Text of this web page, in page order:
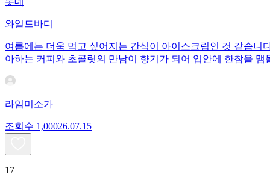
와일드바디
여름에는 더욱 먹고 싶어지는 간식이 아이스크림인 것 같습
아하는 커피와 초콜릿의 만남이 향기가 되어 입안에 한참을 맴
라임미소가
조회수 1,00026.07.15
17